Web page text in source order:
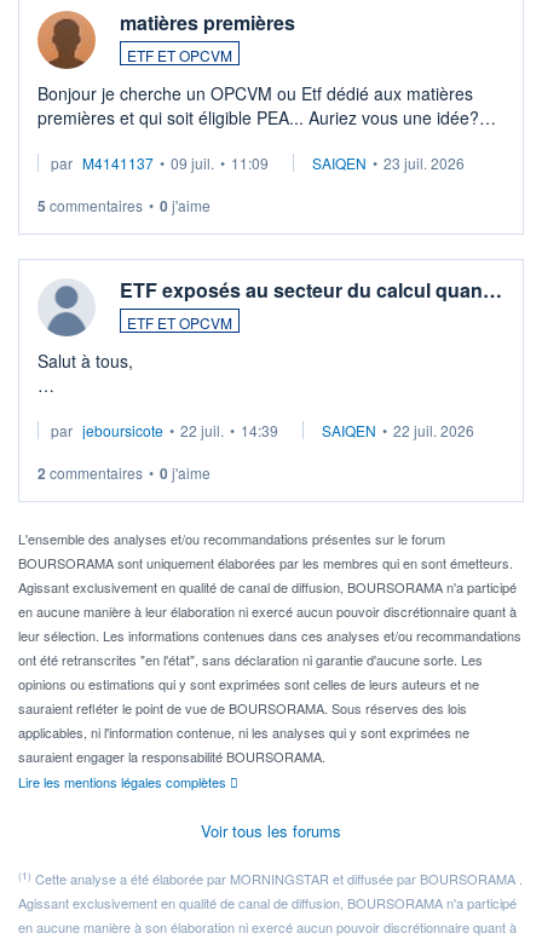
matières premières
ETF ET OPCVM
Bonjour je cherche un OPCVM ou Etf dédié aux matières
premières et qui soit éligible PEA... Auriez vous une idée?
par M4141137 • 09 juil. • 11:09 SAIQEN • 23 juil. 2026
5 commentaires • 0j'aime
ETF exposés au secteur du calcul quan…
ETF ET OPCVM
Salut à tous,
via un ETF plutôt que des actions individuelles.
Idéalement, je voudrais qu'il soit éligible au PEA.
Pour l' ...
par jeboursicote • 22 juil. • 14:39 SAIQEN • 22 juil. 2026
2 commentaires • 0j'aime
L'ensemble des analyses et/ou recommandations présentes sur le forum
BOURSORAMA sont uniquement élaborées par les membres qui en sont émetteurs.
Agissant exclusivement en qualité de canal de diffusion, BOURSORAMA n'a participé
en aucune manière à leur élaboration ni exercé aucun pouvoir discrétionnaire quant à
leur sélection. Les informations contenues dans ces analyses et/ou recommandations
ont été retranscrites "en l'état", sans déclaration ni garantie d'aucune sorte. Les
opinions ou estimations qui y sont exprimées sont celles de leurs auteurs et ne
sauraient refléter le point de vue de BOURSORAMA. Sous réserves des lois
applicables, ni l'information contenue, ni les analyses qui y sont exprimées ne
sauraient engager la responsabilité BOURSORAMA.
Lire les mentions légales complètes
Voir tous les forums
(1) Cette analyse a été élaborée par MORNINGSTAR et diffusée par BOURSORAMA .
Agissant exclusivement en qualité de canal de diffusion, BOURSORAMA n'a participé
en aucune manière à son élaboration ni exercé aucun pouvoir discrétionnaire quant à